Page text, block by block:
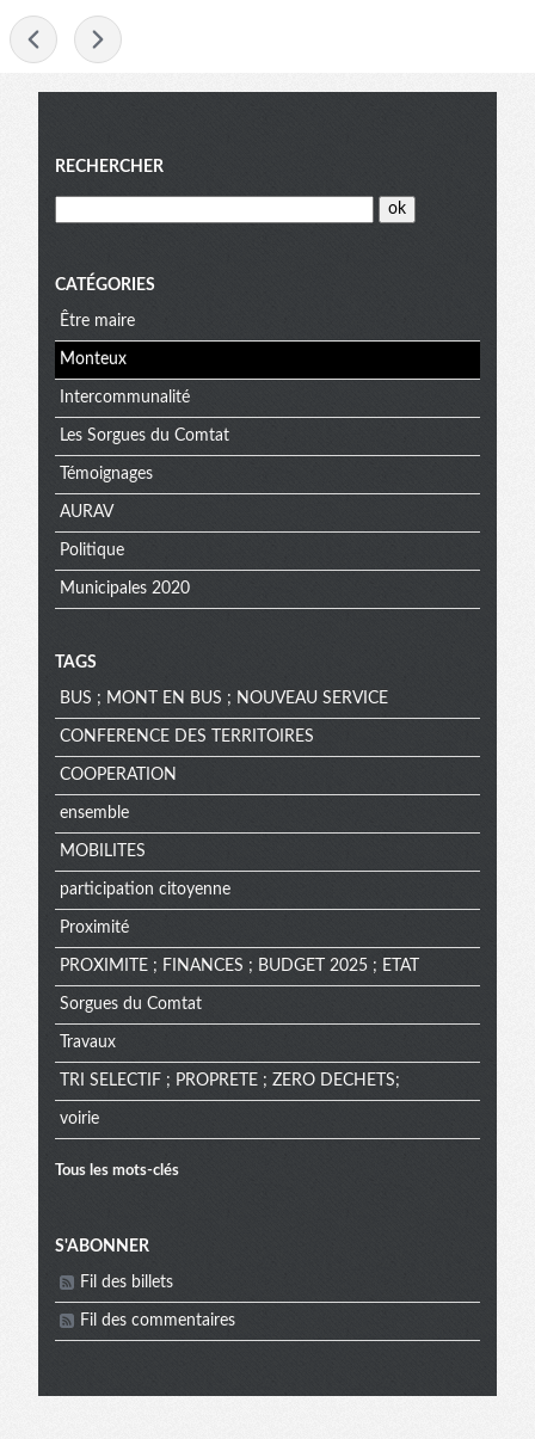
Menu
RECHERCHER
CATÉGORIES
Être maire
Monteux
Intercommunalité
Les Sorgues du Comtat
Témoignages
AURAV
Politique
Municipales 2020
TAGS
BUS ; MONT EN BUS ; NOUVEAU SERVICE
CONFERENCE DES TERRITOIRES
COOPERATION
ensemble
MOBILITES
participation citoyenne
Proximité
PROXIMITE ; FINANCES ; BUDGET 2025 ; ETAT
Sorgues du Comtat
Travaux
TRI SELECTIF ; PROPRETE ; ZERO DECHETS;
voirie
Tous les mots-clés
Menu
extra
S'ABONNER
Fil des billets
Fil des commentaires